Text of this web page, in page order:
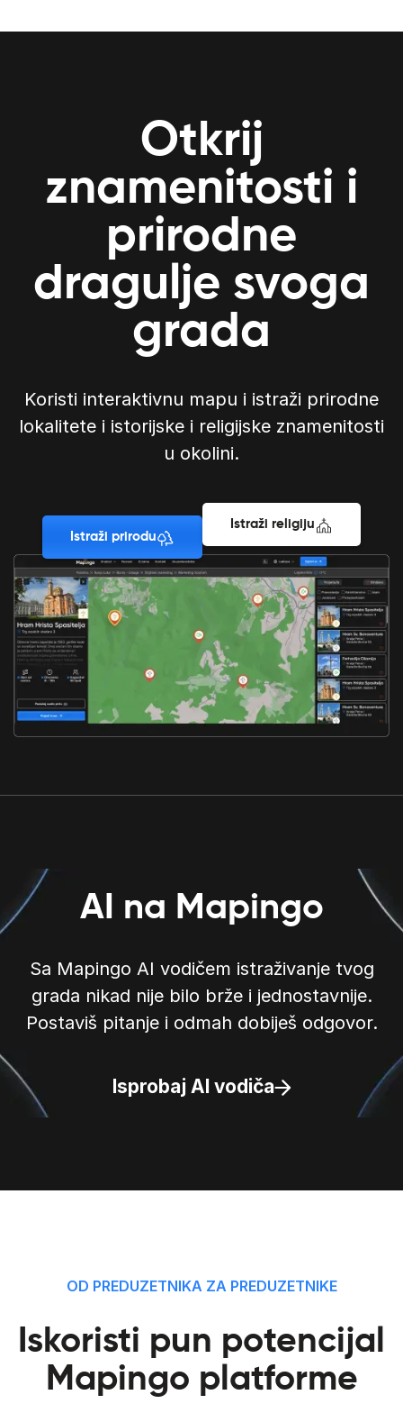
Otkrij
znamenitosti i
prirodne
dragulje svoga
grada
Koristi interaktivnu mapu i istraži prirodne
lokalitete i istorijske i religijske znamenitosti
u okolini.
Istraži prirodu
Istraži religiju
AI na Mapingo
Sa Mapingo AI vodičem istraživanje tvog
grada nikad nije bilo brže i jednostavnije.
Postaviš pitanje i odmah dobiješ odgovor.
Isprobaj AI vodiča
OD PREDUZETNIKA ZA PREDUZETNIKE
Iskoristi pun potencijal
Mapingo platforme